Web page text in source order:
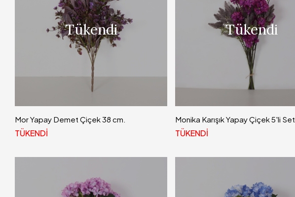
Tükendi
Mor Yapay Demet Çiçek 38 cm.
TÜKENDİ
Tükendi
Monika Karışık Yapay Çiçek 5'li Set.
TÜKENDİ